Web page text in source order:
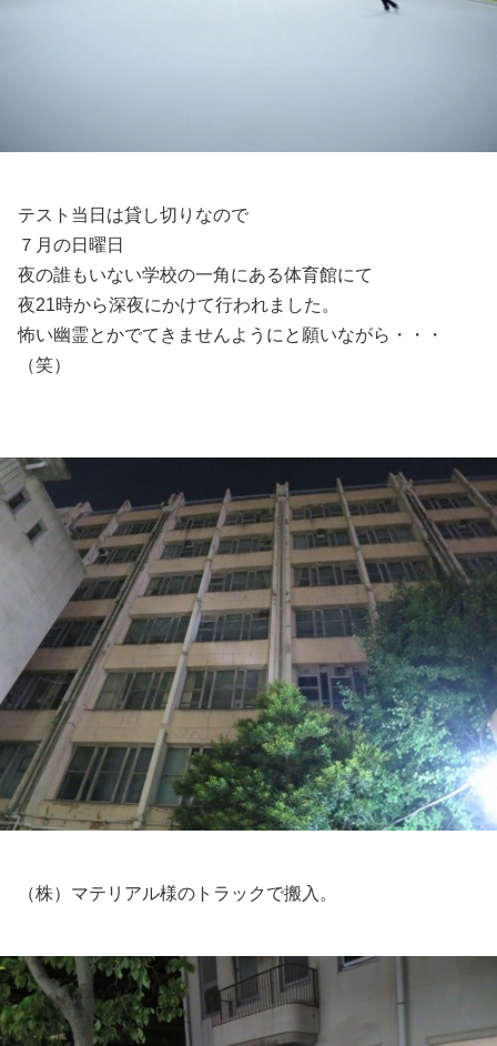
テスト当日は貸し切りなので
７月の日曜日
夜の誰もいない学校の一角にある体育館にて
夜21時から深夜にかけて行われました。
怖い幽霊とかでてきませんようにと願いながら・・・
（笑）
（株）マテリアル様のトラックで搬入。